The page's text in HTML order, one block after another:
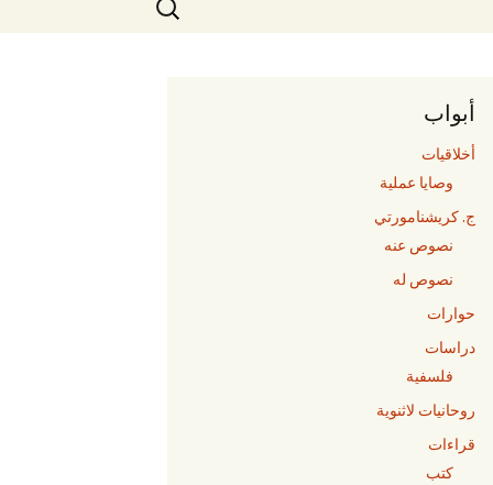
عن:
أبواب
أخلاقيات
وصايا عملية
ج. كريشنامورتي
نصوص عنه
نصوص له
حوارات
دراسات
فلسفية
روحانيات لاثنوية
قراءات
كتب